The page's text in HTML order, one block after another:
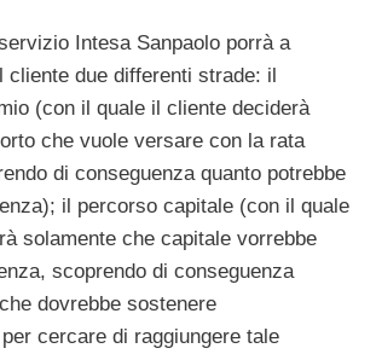
Intesa Sanpaolo porrà a
cliente due differenti strade: il
(con il quale il cliente deciderà
che vuole versare con la rata
di conseguenza quanto potrebbe
il percorso capitale (con il quale
solamente che capitale vorrebbe
scoprendo di conseguenza
che dovrebbe sostenere
cercare di raggiungere tale